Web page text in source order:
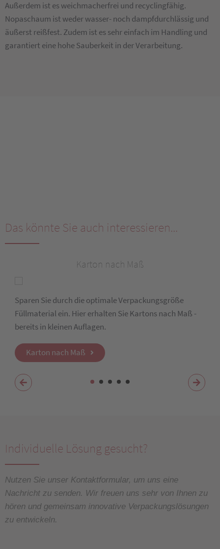
Außerdem ist es weichmacherfrei und recyclingfähig.
Nopaschaum ist weder wasser- noch dampfdurchlässig und
äußerst reißfest. Zudem ist es sehr einfach im Handling und
garantiert eine hohe Sauberkeit in der Verarbeitung.
Das könnte Sie auch interessieren...
Karton nach Maß
Sparen Sie durch die optimale Verpackungsgröße
Füllmaterial ein. Hier erhalten Sie Kartons nach Maß -
bereits in kleinen Auflagen.
Karton nach Maß
Individuelle Lösung gesucht?
Nutzen Sie unser Kontaktformular, um uns eine
Nachricht zu senden. Wir freuen uns sehr von Ihnen zu
hören und gemeinsam innovative Verpackungslösungen
zu entwickeln.